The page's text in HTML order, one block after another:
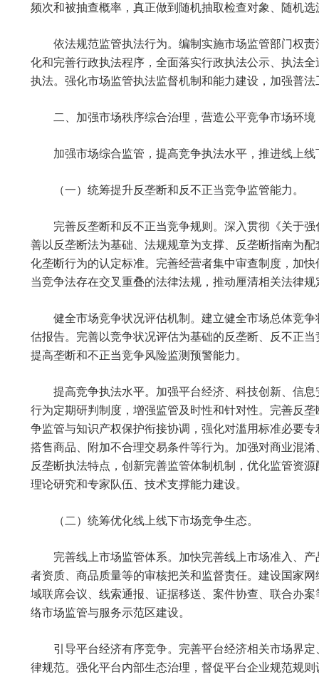
频次和被抽查概率，真正做到随机抽取检查对象、随机
依法规范监管执法行为。编制实施市场监管部门权
化和完善行政执法程序，全面落实行政执法公示、执法
执法。强化市场监管执法监督机制和能力建设，加强普
二、加强市场秩序综合治理，营造公平竞争市场环境
加强市场综合监管，提高竞争执法水平，推进线上
（一）统筹提升反垄断和反不正当竞争监管能力。
完善反垄断和反不正当竞争规则。深入贯彻《关于
善以反垄断法为基础、法规规章为支撑、反垄断指南为
化垄断行为的认定标准。完善经营者集中审查制度，加
当竞争法存在交叉重叠的法律法规，推动厘清相关法律
健全市场竞争状况评估机制。建立健全市场总体竞
估报告。完善以竞争状况评估为基础的反垄断、反不正
提高垄断和不正当竞争风险监测预警能力。
提高竞争执法水平。加强平台经济、科技创新、信
行为定期研判制度，增强监管及时性和针对性。完善反
争监管与知识产权保护衔接协调，强化对滥用标准必要
搭售商品、附加不合理交易条件等行为。加强对商业混
反垄断执法特点，创新完善监管体制机制，优化监管资
理论研究和专家队伍、技术支撑能力建设。
（二）统筹优化线上线下市场竞争生态。
完善线上市场监管体系。加快完善线上市场准入、
者资质、商品质量等的审核把关和监督责任。建设国家
域联席会议、线索通报、证据移送、案件协查、联合办
络市场监管与服务示范区建设。
引导平台经济有序竞争。完善平台经济相关市场界
律规范。强化平台内部生态治理，督促平台企业规范规